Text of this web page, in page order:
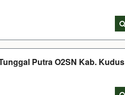
Putra O2SN Kab. Kudus